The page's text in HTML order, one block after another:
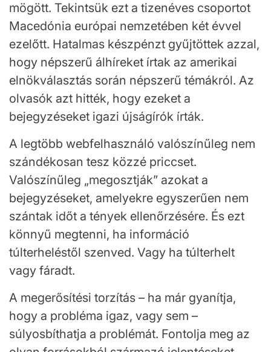
mögött. Tekintsük ezt a tizenéves csoportot
Macedónia európai nemzetében két évvel
ezelőtt. Hatalmas készpénzt gyűjtöttek azzal,
hogy népszerű álhíreket írtak az amerikai
elnökválasztás során népszerű témákról. Az
olvasók azt hitték, hogy ezeket a
bejegyzéseket igazi újságírók írták.
A legtöbb webfelhasználó valószínűleg nem
szándékosan tesz közzé priccset.
Valószínűleg „megosztják” azokat a
bejegyzéseket, amelyekre egyszerűen nem
szántak időt a tények ellenőrzésére. És ezt
könnyű megtenni, ha információ
túlterheléstől szenved. Vagy ha túlterhelt
vagy fáradt.
A megerősítési torzítás – ha már gyanítja,
hogy a probléma igaz, vagy sem –
súlyosbíthatja a problémát. Fontolja meg az